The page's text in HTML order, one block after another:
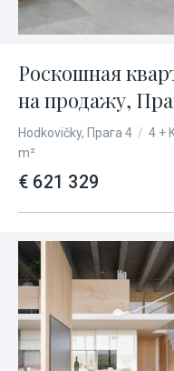
Роскошная
на продажу,
Hodkovičky, Прага 4 / 4 +
m²
€ 621 329